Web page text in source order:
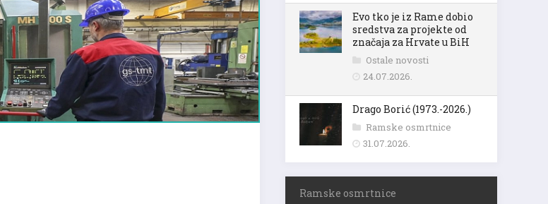
Evo tko je iz Rame dobio
sredstva za projekte od
značaja za Hrvate u BiH
Ostale novosti
24.07.2026.
Drago Borić (1973.-2026.)
Ramske osmrtnice
31.07.2026.
Ramske osmrtnice